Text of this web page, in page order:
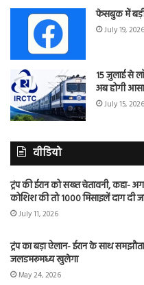
फेसबुक में बड़ी
July 19, 2026
15 जुलाई से
अब होगी
July 15, 2026
वीडियो
ट्रंप की ईरान को सख्त चेतावनी, कहा-
कोशिश की तो 1000 मिसाइलें दाग दी
July 11, 2026
ट्रंप का बड़ा ऐलान- ईरान के साथ
जलडमरूमध्य खुलेगा
May 24, 2026